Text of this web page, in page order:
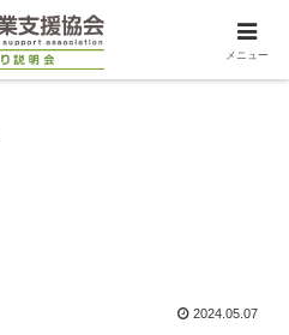
2024.05.07
メニュー